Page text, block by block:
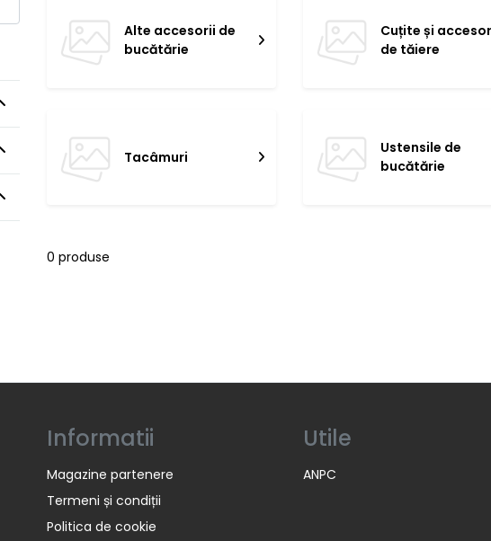
Alte accesorii de
bucătărie
Cuțite și
de tăiere
Tacâmuri
Ustensile de
bucătărie
0 produse
Informatii
Magazine partenere
Termeni și condiții
Politica de cookie
Utile
ANPC